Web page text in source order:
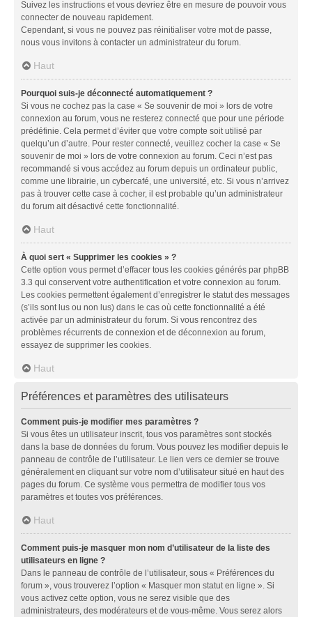
Suivez les instructions et vous devriez être en mesure de pouvoir vous
connecter de nouveau rapidement.
Cependant, si vous ne pouvez pas réinitialiser votre mot de passe,
nous vous invitons à contacter un administrateur du forum.
Haut
Pourquoi suis-je déconnecté automatiquement ?
Si vous ne cochez pas la case « Se souvenir de moi » lors de votre
connexion au forum, vous ne resterez connecté que pour une période
prédéfinie. Cela permet d’éviter que votre compte soit utilisé par
quelqu’un d’autre. Pour rester connecté, veuillez cocher la case « Se
souvenir de moi » lors de votre connexion au forum. Ceci n’est pas
recommandé si vous accédez au forum depuis un ordinateur public,
comme une librairie, un cybercafé, une université, etc. Si vous n’arrivez
pas à trouver cette case à cocher, il est probable qu’un administrateur
du forum ait désactivé cette fonctionnalité.
Haut
À quoi sert « Supprimer les cookies » ?
Cette option vous permet d’effacer tous les cookies générés par phpBB
3.3 qui conservent votre authentification et votre connexion au forum.
Les cookies permettent également d’enregistrer le statut des messages
(s’ils sont lus ou non lus) dans le cas où cette fonctionnalité a été
activée par un administrateur du forum. Si vous rencontrez des
problèmes récurrents de connexion et de déconnexion au forum,
essayez de supprimer les cookies.
Haut
Préférences et paramètres des utilisateurs
Comment puis-je modifier mes paramètres ?
Si vous êtes un utilisateur inscrit, tous vos paramètres sont stockés
dans la base de données du forum. Vous pouvez les modifier depuis le
panneau de contrôle de l’utilisateur. Le lien vers ce dernier se trouve
généralement en cliquant sur votre nom d’utilisateur situé en haut des
pages du forum. Ce système vous permettra de modifier tous vos
paramètres et toutes vos préférences.
Haut
Comment puis-je masquer mon nom d’utilisateur de la liste des
utilisateurs en ligne ?
Dans le panneau de contrôle de l’utilisateur, sous « Préférences du
forum », vous trouverez l’option « Masquer mon statut en ligne ». Si
vous activez cette option, vous ne serez visible que des
administrateurs, des modérateurs et de vous-même. Vous serez alors